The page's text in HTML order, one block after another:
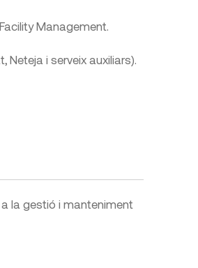
Management.
i serveix auxiliars).
la gestió i manteniment